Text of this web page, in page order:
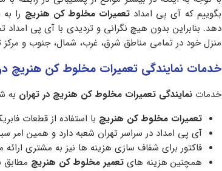
بگوییم که آی پی امداد تعمیرات مخلوط کن هنریچ را
دهد. بنابراین بدون هیچ نگرانی و تردیدی با آی پی امداد
منزل خود در تمامی مناطق شرق، غرب، شمال، جنوب و مرکز
خدمات نمایندگی تعمیرات مخلوط کن هنریچ
خدماتنمایندگی تعمیرات مخلوط کن هنریچ در تهران به
تعمیرات مخلوط کن هنریچ با استفاده از قطعات
آی پی امداد در سراسر تهران شعبه دارد و همین
فاکتور برای شفاف سازی هزینه ها نیز به مشتری
همچنین هزینه های تعمیر مخلوط کن هنریچ مطابق